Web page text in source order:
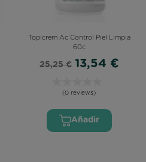
Topicrem Ac Control Piel Limpia
60c
25,25 € 13,54 €
(0 reviews)
Añadir